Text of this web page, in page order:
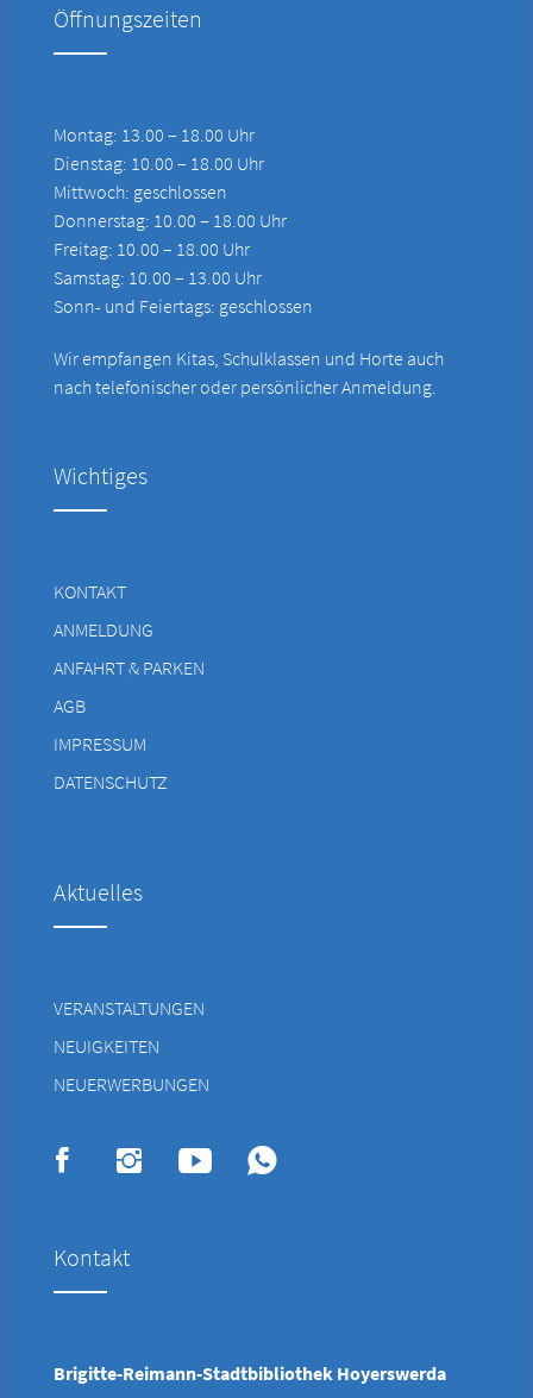
Öffnungszeiten
Montag: 13.00 – 18.00 Uhr
Dienstag: 10.00 – 18.00 Uhr
Mittwoch: geschlossen
Donnerstag: 10.00 – 18.00 Uhr
Freitag: 10.00 – 18.00 Uhr
Samstag: 10.00 – 13.00 Uhr
Sonn- und Feiertags: geschlossen
Wir empfangen Kitas, Schulklassen und Horte auch
nach telefonischer oder persönlicher Anmeldung.
Wichtiges
KONTAKT
ANMELDUNG
ANFAHRT & PARKEN
AGB
IMPRESSUM
DATENSCHUTZ
Aktuelles
VERANSTALTUNGEN
NEUIGKEITEN
NEUERWERBUNGEN
Kontakt
Brigitte-Reimann-Stadtbibliothek Hoyerswerda